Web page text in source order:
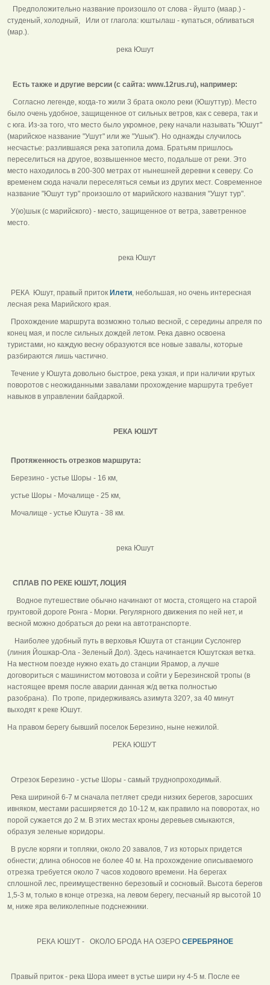
Предположительно название произошло от слова - йушто (маар.) -
студеный, холодный, Или от глагола: юштылаш - купаться, обливаться
(мар.).
река Юшут
Есть также и другие версии (с сайта: www.12rus.ru), например:
Согласно легенде, когда-то жили 3 брата около реки (Юшуттур). Место
было очень удобное, защищенное от сильных ветров, как с севера, так и
с юга. Из-за того, что место было укромное, реку начали называть "Юшут"
(марийское название "Ушут" или же "Ушык"). Но однажды случилось
несчастье: разлившаяся река затопила дома. Братьям пришлось
переселиться на другое, возвышенное место, подальше от реки. Это
место находилось в 200-300 метрах от нынешней деревни к северу. Со
временем сюда начали переселяться семьи из других мест. Современное
название "Юшут тур" произошло от марийского названия "Ушут тур".
У(ю)шык (с марийского) - место, защищенное от ветра, заветренное
место.
река Юшут
РЕКА Юшут, правый приток Илети, небольшая, но очень интересная
лесная река Марийского края.
Прохождение маршрута возможно только весной, с середины апреля по
конец мая, и после сильных дождей летом. Река давно освоена
туристами, но каждую весну образуются все новые завалы, которые
разбираются лишь частично.
Течение у Юшута довольно быстрое, река узкая, и при наличии крутых
поворотов с неожиданными завалами прохождение маршрута требует
навыков в управлении байдаркой.
РЕКА ЮШУТ
Протяженность отрезков маршрута:
Березино - устье Шоры - 16 км,
устье Шоры - Мочалище - 25 км,
Мочалище - устье Юшута - 38 км.
река Юшут
СПЛАВ ПО РЕКЕ ЮШУТ, ЛОЦИЯ
Водное путешествие обычно начинают от моста, стоящего на старой
грунтовой дороге Ронга - Морки. Регулярного движения по ней нет, и
весной можно добраться до реки на автотранспорте.
Наиболее удобный путь в верховья Юшута от станции Суслонгер
(линия Йошкар-Ола - Зеленый Дол). Здесь начинается Юшутская ветка.
На местном поезде нужно ехать до станции Ярамор, а лучше
договориться с машинистом мотовоза и сойти у Березинской тропы (в
настоящее время после аварии данная ж/д ветка полностью
разобрана). По тропе, придерживаясь азимута 320?, за 40 минут
выходят к реке Юшут.
На правом берегу бывший поселок Березино, ныне нежилой.
РЕКА ЮШУТ
Отрезок Березино - устье Шоры - самый труднопроходимый.
Река шириной 6-7 м сначала петляет среди низких берегов, заросших
ивняком, местами расширяется до 10-12 м, как правило на поворотах, но
порой сужается до 2 м. В этих местах кроны деревьев смыкаются,
образуя зеленые коридоры.
В русле коряги и топляки, около 20 завалов, 7 из которых придется
обнести; длина обносов не более 40 м. На прохождение описываемого
отрезка требуется около 7 часов ходового времени. На берегах
сплошной лес, преимущественно березовый и сосновый. Высота берегов
1,5-3 м, только в конце отрезка, на левом берегу, песчаный яр высотой 10
м, ниже яра великолепные подснежники.
РЕКА ЮШУТ - ОКОЛО БРОДА НА ОЗЕРО СЕРЕБРЯНОЕ
Правый приток - река Шора имеет в устье шири ну 4-5 м. После ее